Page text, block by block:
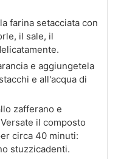
farina setacciata con
il sale, il
e aggiungetela
e all'acqua di
zafferano e
il composto
circa 40 minuti:
stuzzicadenti.